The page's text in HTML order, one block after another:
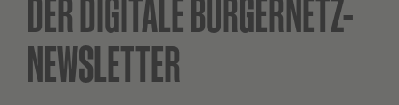
NEWSLETTER